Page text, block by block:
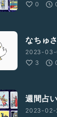
0
なちゅ
2023-03-
3
週間占
2023-02-